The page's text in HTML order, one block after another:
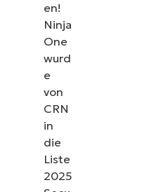
en!
Ninja
One
wurd
e
von
CRN
in
die
Liste
2025